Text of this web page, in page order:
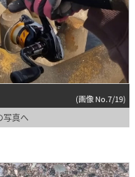
(画像 No.7/19)
写真へ